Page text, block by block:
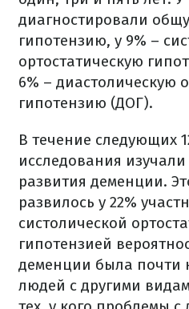
диагностировали
гипотензию, у 9% –
ортостатическую
6% – диастолическую
гипотензию (ДОГ).
В течение следующих
исследования
развития деменции.
развилось у 22%
систолической
гипотензией
деменции была почти
людей с другими